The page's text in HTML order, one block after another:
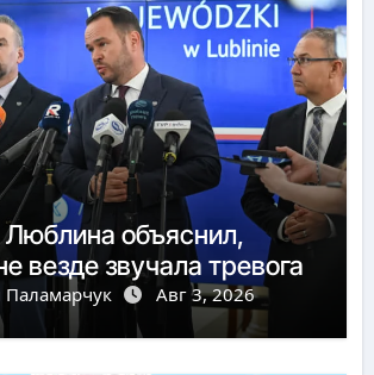
объяснил,
везде звучала тревога
Паламарчук Авг 3, 2026